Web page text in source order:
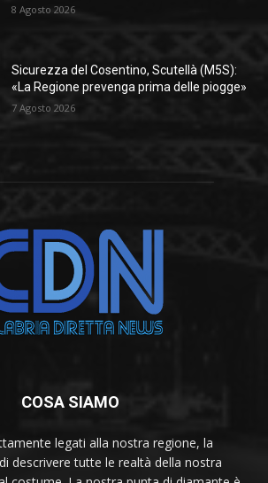
8 Agosto 2026
Sicurezza del Cosentino, Scutellà (M5S):
«La Regione prevenga prima delle piogge»
7 Agosto 2026
COSA SIAMO
legati alla nostra regione, la
descrivere tutte le realtà della nostra